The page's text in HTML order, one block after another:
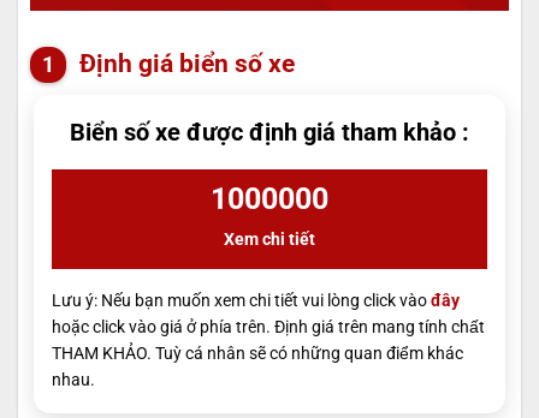
Định giá biển số xe
Biển số xe được định giá tham khảo :
1000000
Xem chi tiết
Lưu ý: Nếu bạn muốn xem chi tiết vui lòng click vàođây
hoặc click vào giá ở phía trên. Định giá trên mang tính chất
THAM KHẢO. Tuỳ cá nhân sẽ có những quan điểm khác
nhau.